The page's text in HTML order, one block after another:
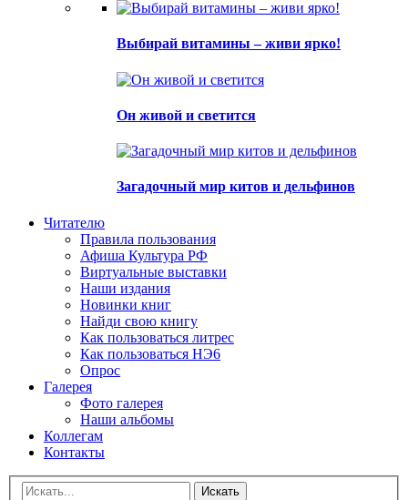
Выбирай витамины – живи ярко!
Он живой и светится
Загадочный мир китов и дельфинов
Читателю
Правила пользования
Афиша Культура РФ
Виртуальные выставки
Наши издания
Новинки книг
Найди свою книгу
Как пользоваться литрес
Как пользоваться НЭ6
Опрос
Галерея
Фото галерея
Наши альбомы
Коллегам
Контакты
Искать